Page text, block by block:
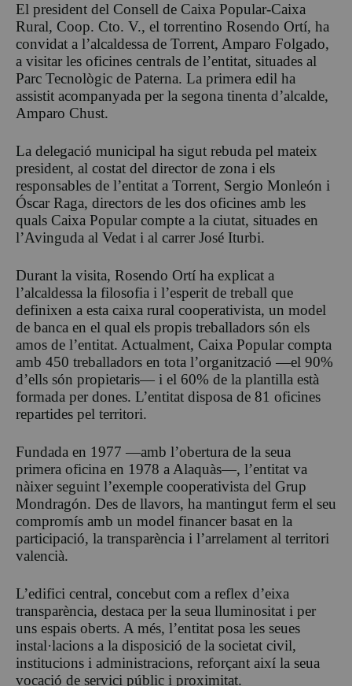
El president del Consell de Caixa Popular-Caixa
Rural, Coop. Cto. V., el torrentino Rosendo Ortí, ha
convidat a l’alcaldessa de Torrent, Amparo Folgado,
a visitar les oficines centrals de l’entitat, situades al
Parc Tecnològic de Paterna. La primera edil ha
assistit acompanyada per la segona tinenta d’alcalde,
Amparo Chust.
La delegació municipal ha sigut rebuda pel mateix
president, al costat del director de zona i els
responsables de l’entitat a Torrent, Sergio Monleón i
Óscar Raga, directors de les dos oficines amb les
quals Caixa Popular compte a la ciutat, situades en
l’Avinguda al Vedat i al carrer José Iturbi.
Durant la visita, Rosendo Ortí ha explicat a
l’alcaldessa la filosofia i l’esperit de treball que
definixen a esta caixa rural cooperativista, un model
de banca en el qual els propis treballadors són els
amos de l’entitat. Actualment, Caixa Popular compta
amb 450 treballadors en tota l’organització —el 90%
d’ells són propietaris— i el 60% de la plantilla està
formada per dones. L’entitat disposa de 81 oficines
repartides pel territori.
Fundada en 1977 —amb l’obertura de la seua
primera oficina en 1978 a Alaquàs—, l’entitat va
nàixer seguint l’exemple cooperativista del Grup
Mondragón. Des de llavors, ha mantingut ferm el seu
compromís amb un model financer basat en la
participació, la transparència i l’arrelament al territori
valencià.
L’edifici central, concebut com a reflex d’eixa
transparència, destaca per la seua lluminositat i per
uns espais oberts. A més, l’entitat posa les seues
instal·lacions a la disposició de la societat civil,
institucions i administracions, reforçant així la seua
vocació de servici públic i proximitat.